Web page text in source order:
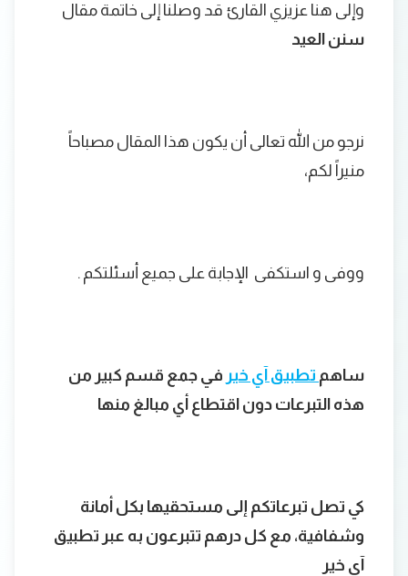
وإلى هنا عزيزي القارئ قد وصلنا إلى خاتمة مقال
سنن العيد
نرجو من الله تعالى أن يكون هذا المقال مصباحاً
منيراً لكم،
ووفى و استكفى الإجابة على جميع أسئلتكم .
ساهم تطبيق آي خير في جمع قسم كبير من
هذه التبرعات دون اقتطاع أي مبالغ منها
كي تصل تبرعاتكم إلى مستحقيها بكل أمانة
وشفافية، مع كل درهم تتبرعون به عبر تطبيق
آي خير